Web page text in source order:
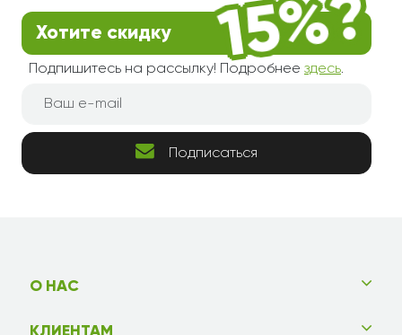
Хотите скидку
Подпишитесь на рассылку! Подробнее здесь.
Подписаться
О НАС
КЛИЕНТАМ